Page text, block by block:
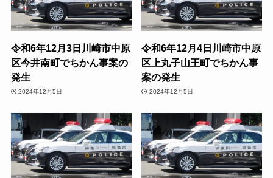
令和6年12月3日川崎市中原
区今井南町でちかん事案の
発生
2024年12月5日
令和6年12月4日川崎市中原
区上丸子山王町でちかん事
案の発生
2024年12月5日